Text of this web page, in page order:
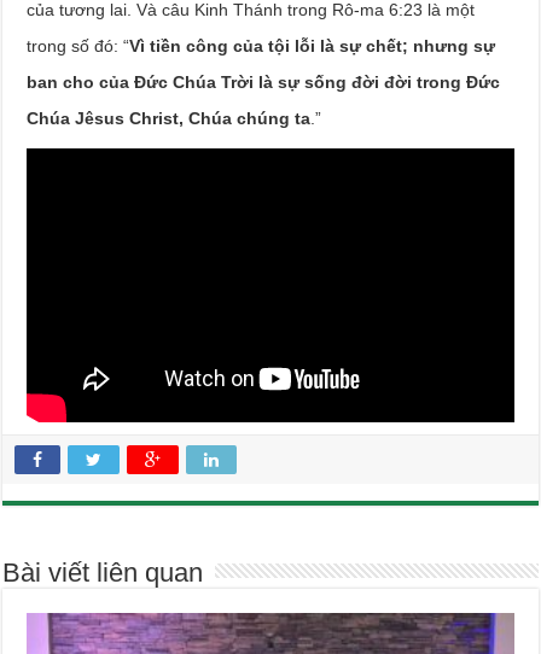
của tương lai. Và câu Kinh Thánh trong Rô-ma 6:23 là một
trong số đó: “Vì tiền công của tội lỗi là sự chết; nhưng sự
ban cho của Đức Chúa Trời là sự sống đời đời trong Đức
Chúa Jêsus Christ, Chúa chúng ta.”
Bài viết liên quan